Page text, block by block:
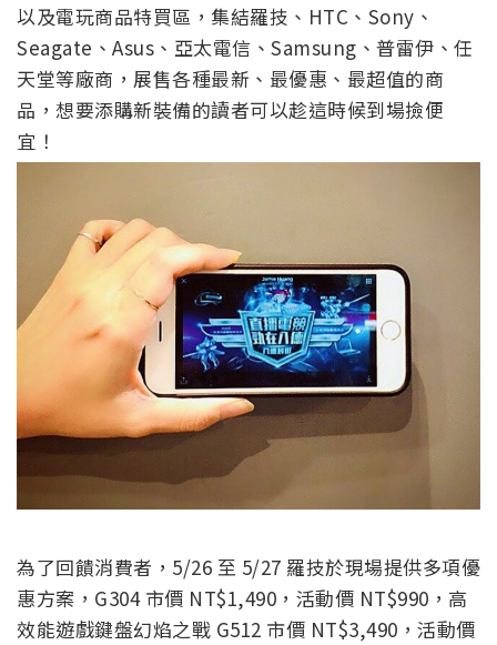
以及電玩商品特買區，集結羅技、HTC、Sony、
Seagate、Asus、亞太電信、Samsung、普雷伊、任
天堂等廠商，展售各種最新、最優惠、最超值的商
品，想要添購新裝備的讀者可以趁這時候到場撿便
宜！
為了回饋消費者，5/26 至 5/27 羅技於現場提供多項優
惠方案，G304 市價 NT$1,490，活動價 NT$990，高
效能遊戲鍵盤幻焰之戰 G512 市價 NT$3,490，活動價